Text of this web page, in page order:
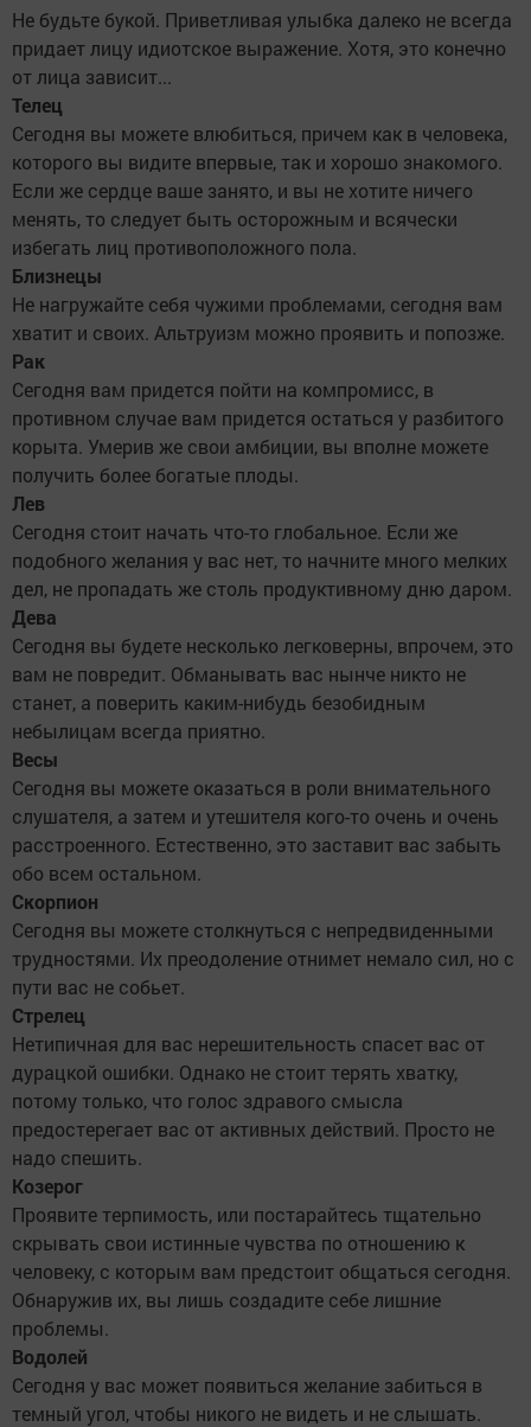
Не будьте букой. Приветливая улыбка далеко не всегда
придает лицу идиотское выражение. Хотя, это конечно
от лица зависит...
Телец
Сегодня вы можете влюбиться, причем как в человека,
которого вы видите впервые, так и хорошо знакомого.
Если же сердце ваше занято, и вы не хотите ничего
менять, то следует быть осторожным и всячески
избегать лиц противоположного пола.
Близнецы
Не нагружайте себя чужими проблемами, сегодня вам
хватит и своих. Альтруизм можно проявить и попозже.
Рак
Сегодня вам придется пойти на компромисс, в
противном случае вам придется остаться у разбитого
корыта. Умерив же свои амбиции, вы вполне можете
получить более богатые плоды.
Лев
Сегодня стоит начать что-то глобальное. Если же
подобного желания у вас нет, то начните много мелких
дел, не пропадать же столь продуктивному дню даром.
Дева
Сегодня вы будете несколько легковерны, впрочем, это
вам не повредит. Обманывать вас нынче никто не
станет, а поверить каким-нибудь безобидным
небылицам всегда приятно.
Весы
Сегодня вы можете оказаться в роли внимательного
слушателя, а затем и утешителя кого-то очень и очень
расстроенного. Естественно, это заставит вас забыть
обо всем остальном.
Скорпион
Сегодня вы можете столкнуться с непредвиденными
трудностями. Их преодоление отнимет немало сил, но с
пути вас не собьет.
Стрелец
Нетипичная для вас нерешительность спасет вас от
дурацкой ошибки. Однако не стоит терять хватку,
потому только, что голос здравого смысла
предостерегает вас от активных действий. Просто не
надо спешить.
Козерог
Проявите терпимость, или постарайтесь тщательно
скрывать свои истинные чувства по отношению к
человеку, с которым вам предстоит общаться сегодня.
Обнаружив их, вы лишь создадите себе лишние
проблемы.
Водолей
Сегодня у вас может появиться желание забиться в
темный угол, чтобы никого не видеть и не слышать.